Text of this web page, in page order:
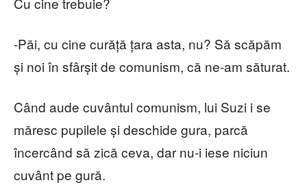
-Păi, cu cine curăță țara asta, nu? Să scăpăm
și noi în sfârșit de comunism, că ne-am săturat.
Când aude cuvântul comunism, lui Suzi i se
măresc pupilele și deschide gura, parcă
încercând să zică ceva, dar nu-i iese niciun
cuvânt pe gură.